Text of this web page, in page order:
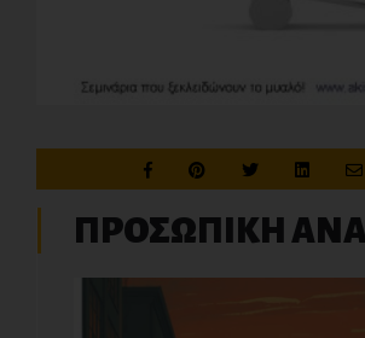
ΠΡΟΣΩΠΙΚΗ